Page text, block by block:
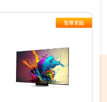
智慧家庭